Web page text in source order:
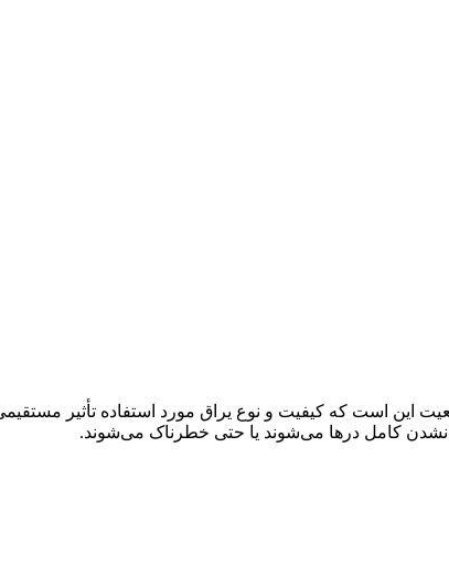
این است که کیفیت و نوع یراق مورد استفاده تأثیر
نشدن کامل درها می‌شوند یا حتی خطرناک می‌شوند.